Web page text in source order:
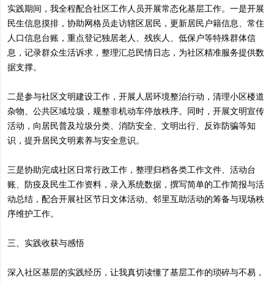
实践期间，我全程配合社区工作人员开展常态化基层工作。一是开展
民生信息摸排，协助网格员走访辖区居民，更新居民户籍信息、常住
人口信息台账，重点登记独居老人、残疾人、低保户等特殊群体信
息，记录群众生活诉求，整理汇总民情日志，为社区精准服务提供数
据支撑。
二是参与社区文明建设工作，开展人居环境整治行动，清理小区楼道
杂物、公共区域垃圾，规整非机动车停放秩序。同时，开展文明宣传
活动，向居民普及垃圾分类、消防安全、文明出行、反诈防骗等知
识，提升居民文明素养与安全意识。
三是协助完成社区日常行政工作，整理归档各类工作文件、活动台
账、防疫及民生工作资料，录入系统数据，撰写简单的工作简报与活
动总结，配合开展社区节日文体活动、邻里互助活动的筹备与现场秩
序维护工作。
三、实践收获与感悟
深入社区基层的实践经历，让我真切读懂了基层工作的琐碎与不易，